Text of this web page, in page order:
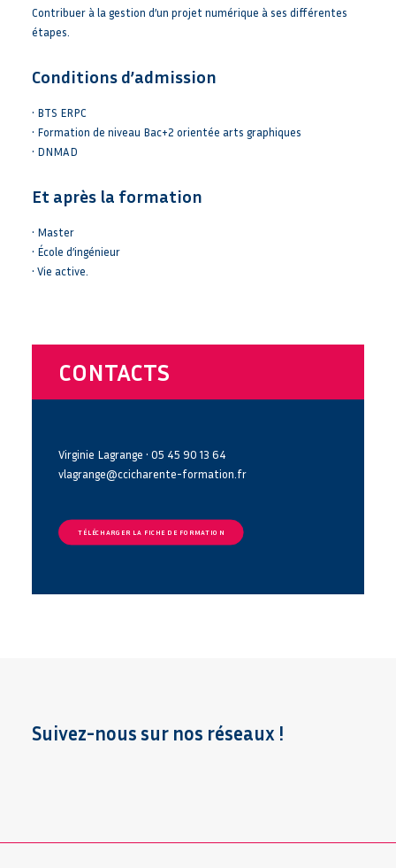
Contribuer à la gestion d’un projet numérique à ses différentes
étapes.
Conditions d’admission
• BTS ERPC
• Formation de niveau Bac+2 orientée arts graphiques
• DNMAD
Et après la formation
• Master
• École d’ingénieur
• Vie active.
CONTACTS
Virginie Lagrange • 05 45 90 13 64
vlagrange@ccicharente-formation.fr
TÉLÉCHARGER LA FICHE DE FORMATION
Suivez-nous sur nos réseaux !